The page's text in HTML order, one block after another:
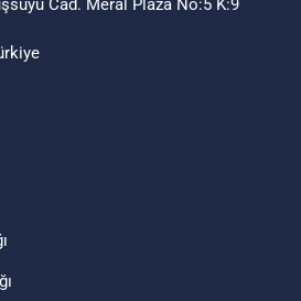
Cad. Meral Plaza No:5 K:9